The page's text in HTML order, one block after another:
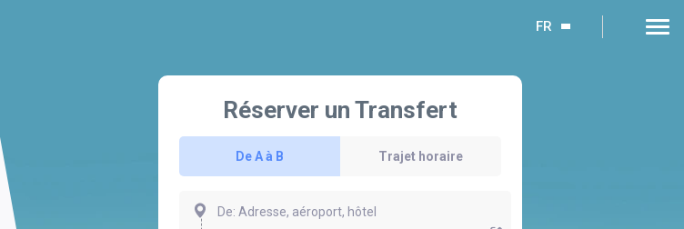
FR
Réserver un Transfert
De A à B Trajet horaire